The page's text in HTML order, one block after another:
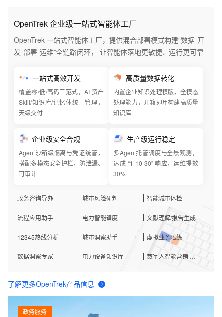
OpenTrek 企业级一站式智能体工厂
OpenTrek 一站式智能体工厂，提供混合部署模式构建“数据-开
发-部署-运维”全链路闭环， 让智能体落地更敏捷、运行更可靠
一站式高效开发
覆盖零/低/高码三范式，AI 资产
Skill/知识库/记忆体统一管理，
天级交付
高质量数据转化
内置企业知识处理模版，全模态
处理能力，开箱即用构建高质量
知识库
企业级安全合规
Agent沙箱级隔离与凭证统管，
搭配多模态安全护栏，防泄漏、
可审计
生产级运行稳定
多Agent托管调度与全景观测，
达成 “1-10-30” 响应，运维提效
30%
政务咨询导办 城市风险研判 智能城市体检
流程应用助手 电力智能调度 文献理解/报告生成
12345热线分析 城市洞察助手 虚拟业务陪练
数据洞察专家 电力设备知识库 数字人智能营销 …
了解更多OpenTrek产品信息
政务服务